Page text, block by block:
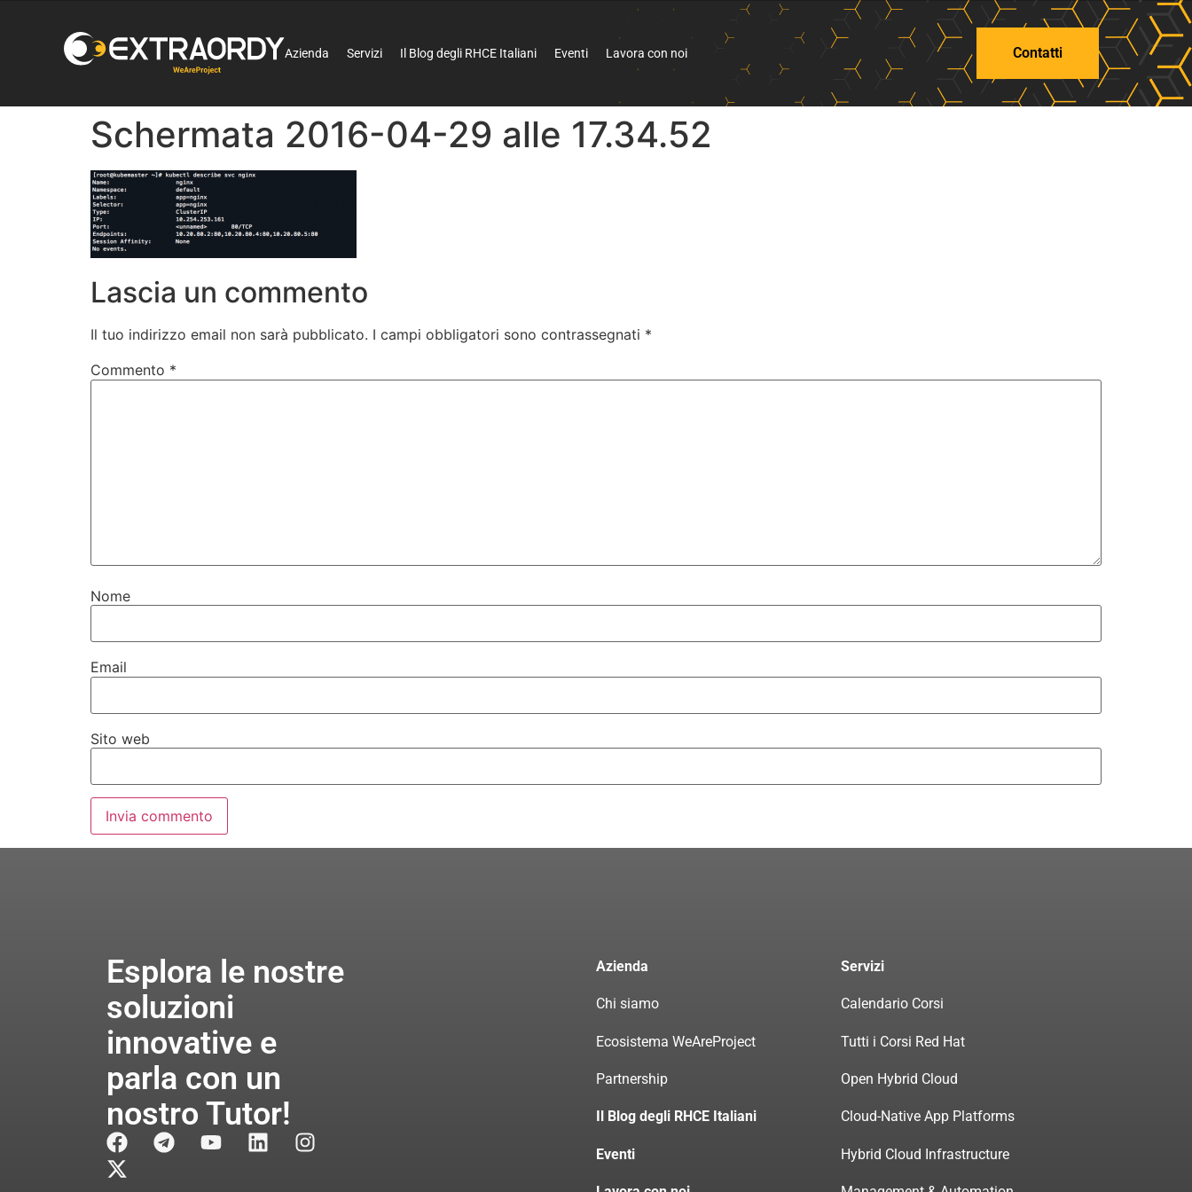
Azienda Servizi Il Blog degli RHCE Italiani Eventi Lavora con noi Contatti
Schermata 2016-04-29 alle 17.34.52
Lascia un commento
Il tuo indirizzo email non sarà pubblicato. I campi obbligatori sono contrassegnati *
Commento *
Nome
Email
Sito web
Esplora le nostre
soluzioni
innovative e
parla con un
nostro Tutor!
Azienda
Chi siamo
Ecosistema WeAreProject
Partnership
Il Blog degli RHCE Italiani
Eventi
Servizi
Calendario Corsi
Tutti i Corsi Red Hat
Open Hybrid Cloud
Cloud-Native App Platforms
Hybrid Cloud Infrastructure